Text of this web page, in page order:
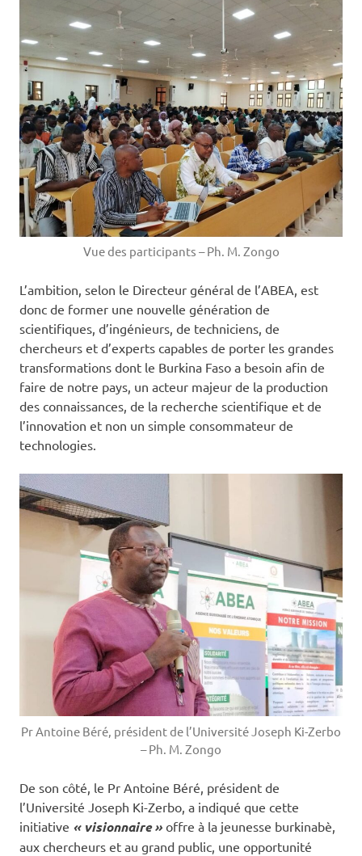
Vue des participants – Ph. M. Zongo
L’ambition, selon le Directeur général de l’ABEA, est
donc de former une nouvelle génération de
scientifiques, d’ingénieurs, de techniciens, de
chercheurs et d’experts capables de porter les grandes
transformations dont le Burkina Faso a besoin afin de
faire de notre pays, un acteur majeur de la production
des connaissances, de la recherche scientifique et de
l’innovation et non un simple consommateur de
technologies.
Pr Antoine Béré, président de l’Université Joseph Ki-Zerbo
– Ph. M. Zongo
De son côté, le Pr Antoine Béré, président de
l’Université Joseph Ki-Zerbo, a indiqué que cette
initiative « visionnaire » offre à la jeunesse burkinabè,
aux chercheurs et au grand public, une opportunité